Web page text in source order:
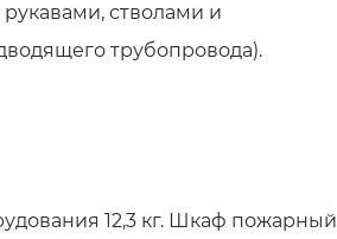
стволами и
трубопровода).
12,3 кг. Шкаф пожарный